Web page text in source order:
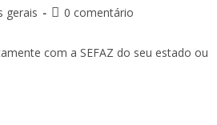
gerais 0 comentário
com a SEFAZ do seu estado ou